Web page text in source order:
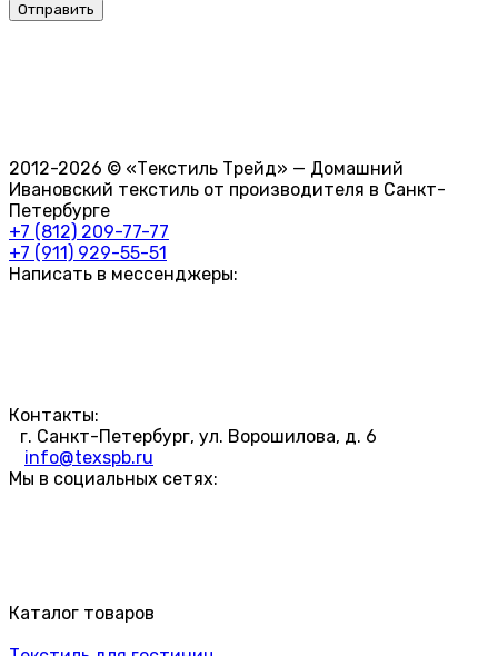
2012-2026 © «Текстиль Трейд» — Домашний
Ивановский текстиль от производителя в Санкт-
Петербурге
+7 (812) 209-77-77
+7 (911) 929-55-51
Написать в мессенджеры:
Контакты:
г. Санкт-Петербург, ул. Ворошилова, д. 6
info@texspb.ru
Мы в социальных сетях:
Каталог товаров